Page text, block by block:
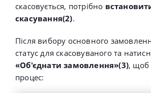
скасовується, потрібно
скасування(2).
Після вибору основного
статус для скасовуваного та
«Об'єднати замовлення»(3), щоб
процес: